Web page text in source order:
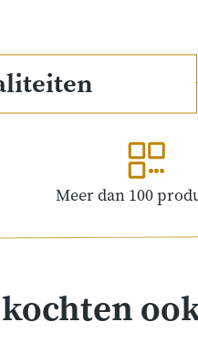
Meer dan 100